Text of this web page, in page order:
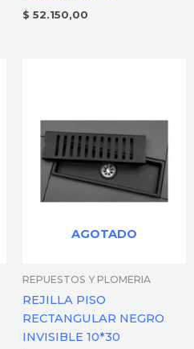
$ 52.150,00
AGOTADO
REPUESTOS Y PLOMERIA
REJILLA PISO
RECTANGULAR NEGRO
INVISIBLE 10*30